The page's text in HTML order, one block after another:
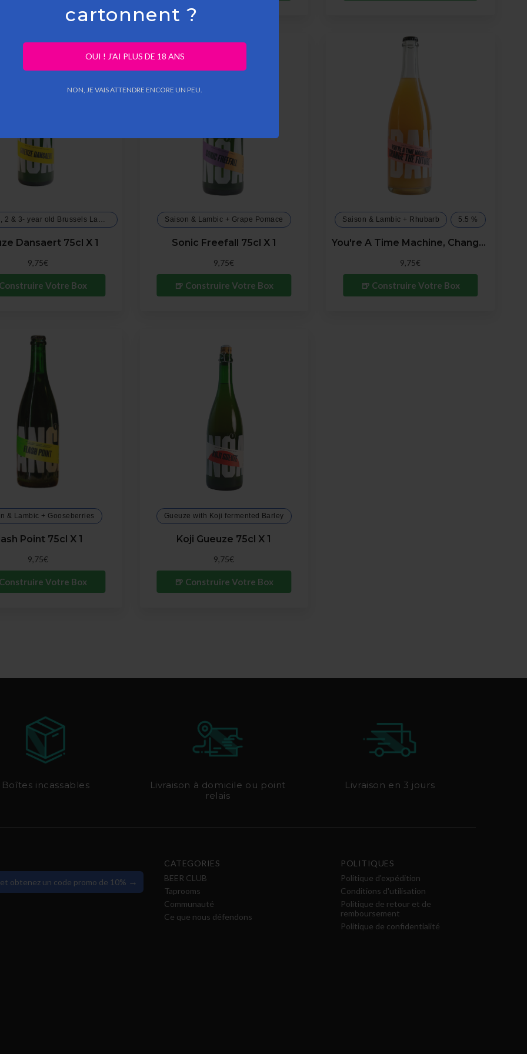
cartonnent ?
OUI ! J'AI PLUS DE 18 ANS
NON, JE VAIS ATTENDRE ENCORE UN PEU.
Blend of 1, 2 & 3- year old Brussels Lambic
7.0 %
Dansaert 75cl X 1
9,75€
Votre Box
Saison & Lambic + Grape Pomace
7.3 %
Sonic Freefall 75cl X 1
9,75€
🍺 Construire Votre Box
Saison & Lambic + Rhubarb 5.5 %
You're A Time Machine, Change The Future 75cl X 1
9,75€
🍺 Construire Votre Box
& Lambic + Gooseberries
5.5 %
Point 75cl X 1
9,75€
Votre Box
Gueuze with Koji fermented Barley
5.5 %
Koji Gueuze 75cl X 1
9,75€
🍺 Construire Votre Box
Boîtes incassables
Livraison à domicile ou point
relais
Livraison en 3 jours
obtenez un code promo de 10% →
CATEGORIES
BEER CLUB
Taprooms
Communauté
Ce que nous défendons
POLITIQUES
Politique d'expédition
Conditions d'utilisation
Politique de retour et de
remboursement
Politique de confidentialité